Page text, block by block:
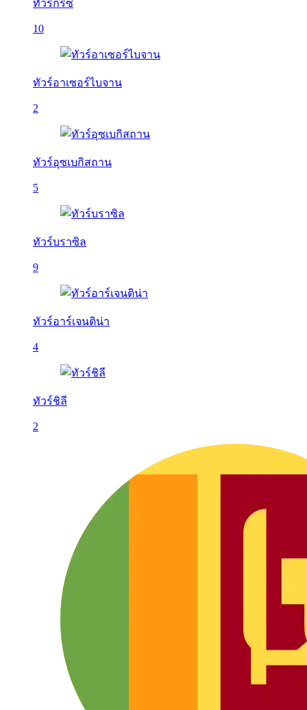
ทัวร์กรีซ
10
ทัวร์อาเซอร์ไบจาน
2
ทัวร์อุซเบกิสถาน
5
ทัวร์บราซิล
9
ทัวร์อาร์เจนติน่า
4
ทัวร์ชิลี
2